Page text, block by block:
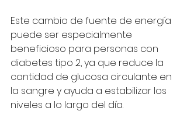
Este cambio de fuente de energía
puede ser especialmente
beneficioso para personas con
diabetes tipo 2, ya que reduce la
cantidad de glucosa circulante en
la sangre y ayuda a estabilizar los
niveles a lo largo del día.